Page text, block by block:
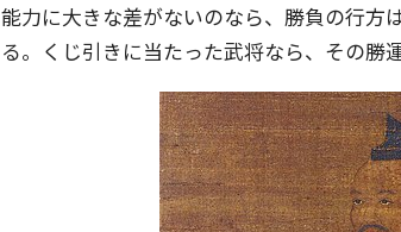
能力に大きな差がないのなら、勝負の行方
る。くじ引きに当たった武将なら、その勝